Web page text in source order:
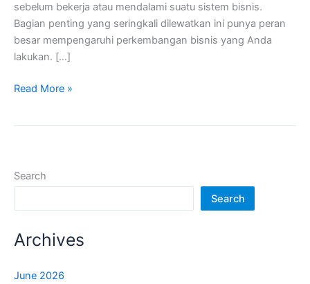
sebelum bekerja atau mendalami suatu sistem bisnis.
Bagian penting yang seringkali dilewatkan ini punya peran
besar mempengaruhi perkembangan bisnis yang Anda
lakukan. […]
Read More »
Search
Search
Archives
June 2026